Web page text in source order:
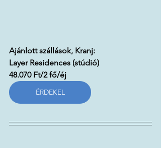
Ajánlott szállások, Kranj:
Layer Residences (stúdió)
48.070 Ft/2 fő/éj
ÉRDEKEL